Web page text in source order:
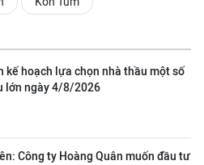
kế hoạch lựa chọn nhà thầu một số
lớn ngày 4/8/2026
Công ty Hoàng Quân muốn đầu tư